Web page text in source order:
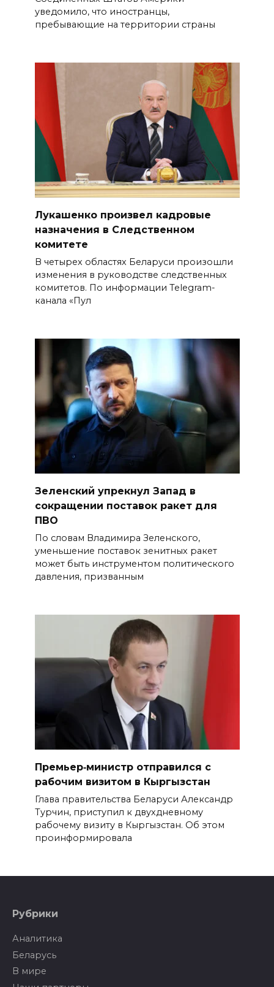
уведомило, что иностранцы,
пребывающие на территории страны
Лукашенко произвел кадровые
назначения в Следственном
комитете
В четырех областях Беларуси произошли
изменения в руководстве следственных
комитетов. По информации Telegram-
канала «Пул
Зеленский упрекнул Запад в
сокращении поставок ракет для
ПВО
По словам Владимира Зеленского,
уменьшение поставок зенитных ракет
может быть инструментом политического
давления, призванным
Премьер‑министр отправился с
рабочим визитом в Кыргызстан
Глава правительства Беларуси Александр
Турчин, приступил к двухдневному
рабочему визиту в Кыргызстан. Об этом
проинформировала
Рубрики
Аналитика
Беларусь
В мире